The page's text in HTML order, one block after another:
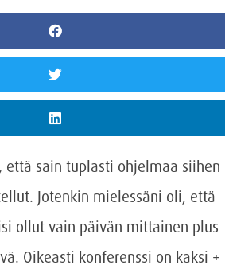
että sain tuplasti ohjelmaa siihen
Jotenkin mielessäni oli, että
ollut vain päivän mittainen plus
Oikeasti konferenssi on kaksi +